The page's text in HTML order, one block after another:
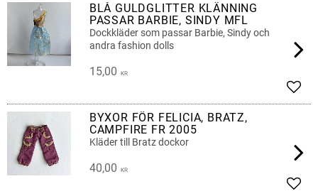
BLÅ GULDGLITTER KLÄNNING
PASSAR BARBIE, SINDY MFL
Dockkläder som passar Barbie, Sindy och
andra fashion dolls
15,00 KR
BYXOR FÖR FELICIA, BRATZ,
CAMPFIRE FR 2005
Kläder till Bratz dockor
40,00 KR